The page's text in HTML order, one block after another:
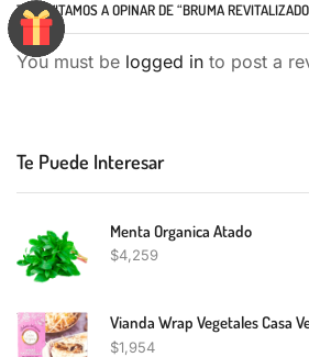
TE INVITAMOS A OPINAR DE “BRUMA
You must be logged in to post a
Te Puede Interesar
Menta Organica Atado
$4,259
Vianda Wrap Vegetales Casa
$1,954